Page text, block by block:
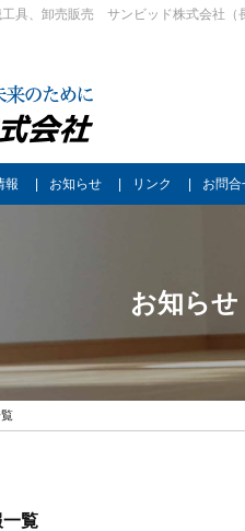
具、卸売販売 サンビッド株式会社（
報 お知らせ リンク お問合
お知らせ
覧